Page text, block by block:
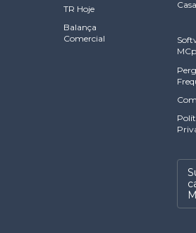
TR Hoje
Balança
Comercial